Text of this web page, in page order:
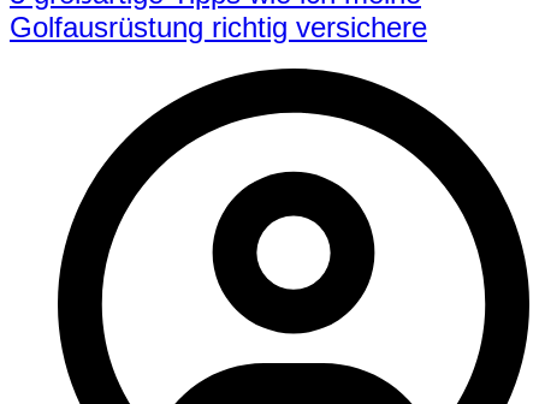
Golfausrüstung richtig versichere